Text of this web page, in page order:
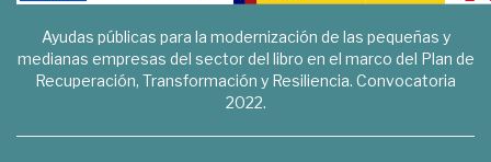
Ayudas públicas para la modernización de las pequeñas y
medianas empresas del sector del libro en el marco del Plan de
Recuperación, Transformación y Resiliencia. Convocatoria
2022.